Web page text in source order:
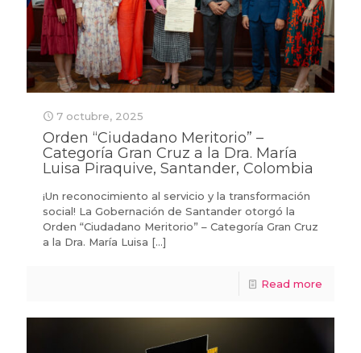
7 octubre, 2025
Orden “Ciudadano Meritorio” –
Categoría Gran Cruz a la Dra. María
Luisa Piraquive, Santander, Colombia
¡Un reconocimiento al servicio y la transformación
social! La Gobernación de Santander otorgó la
Orden “Ciudadano Meritorio” – Categoría Gran Cruz
a la Dra. María Luisa […]
Read more